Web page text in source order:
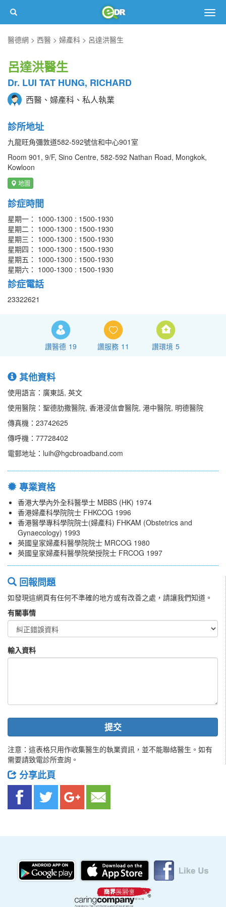
醫德網
西醫 婦產科 呂達洪醫生
呂達洪醫生
Dr. LUI TAT HUNG, RICHARD
西醫、婦產科、私人執業
診所地址
九龍旺角彌敦道582-592號信和中心901室
Room 901, 9/F, Sino Centre, 582-592 Nathan Road, Mongkok,
Kowloon
地圖
診症時間
星期一： 1000-1300 : 1500-1930
星期二： 1000-1300 : 1500-1930
星期三： 1000-1300 : 1500-1930
星期四： 1000-1300 : 1500-1930
星期五： 1000-1300 : 1500-1930
星期六： 1000-1300 : 1500-1930
診症電話
23322621
讚醫德 19 讚服務 11 讚環境 5
其他資料
使用語言：廣東話, 英文
使用醫院：聖德肋撒醫院, 香港浸信會醫院, 港中醫院, 明德醫院
傳真機：23742625
傳呼機：77728402
電郵地址：luih@hgcbroadband.com
專業資格
香港大學內外全科醫學士 MBBS (HK) 1974
香港婦產科學院院士 FHKCOG 1996
香港醫學專科學院院士(婦產科) FHKAM (Obstetrics and
Gynaecology) 1993
英國皇家婦產科醫學院院士 MRCOG 1980
英國皇家婦產科醫學院榮授院士 FRCOG 1997
回報問題
如發現這網頁有任何不準確的地方或有改善之處，請讓我們知道。
有關事情
輸入資料
提交
注意：這表格只用作收集醫生的執業資訊，並不能聯絡醫生。如有
需要請致電診所查詢。
分享此頁